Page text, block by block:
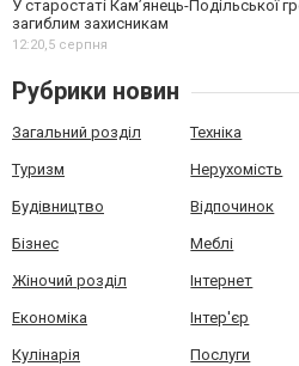
У старостаті Кам’янець-Подільської
загиблим захисникам
12:20,5 серпня
Рубрики новин
Загальний розділ Техніка
Туризм Нерухомість
Будівництво Відпочинок
Бізнес Меблі
Жіночий розділ Інтернет
Економіка Інтер'єр
Кулінарія Послуги